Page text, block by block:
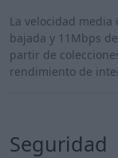
La velocidad media
bajada y 11Mbps
partir de
rendimiento de
Seguridad